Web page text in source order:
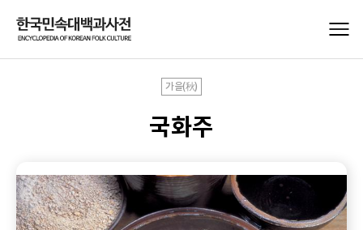
가을(秋)
국화주